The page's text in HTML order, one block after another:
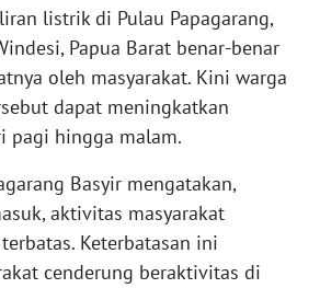
listrik di Pulau Papagarang,
Papua Barat benar-benar
oleh masyarakat. Kini warga
dapat meningkatkan
pagi hingga malam.
Basyir mengatakan,
aktivitas masyarakat
Keterbatasan ini
cenderung beraktivitas di